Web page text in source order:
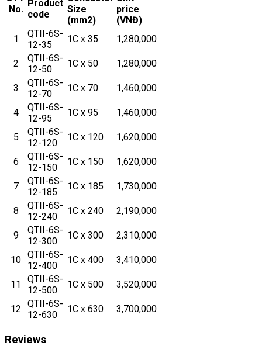
No.
Product
code
Size
(mm2)
price
(VNĐ)
1
QTII-6S-
12-35
1C x 35 1,280,000
2
QTII-6S-
12-50
1C x 50 1,280,000
3
QTII-6S-
12-70
1C x 70 1,460,000
4
QTII-6S-
12-95
1C x 95 1,460,000
5
QTII-6S-
12-120
1C x 120 1,620,000
6
QTII-6S-
12-150
1C x 150 1,620,000
7
QTII-6S-
12-185
1C x 185 1,730,000
8
QTII-6S-
12-240
1C x 240 2,190,000
9
QTII-6S-
12-300
1C x 300 2,310,000
10 QTII-6S-
12-400
1C x 400 3,410,000
11
QTII-6S-
12-500
1C x 500 3,520,000
12
QTII-6S-
12-630
1C x 630 3,700,000
Reviews